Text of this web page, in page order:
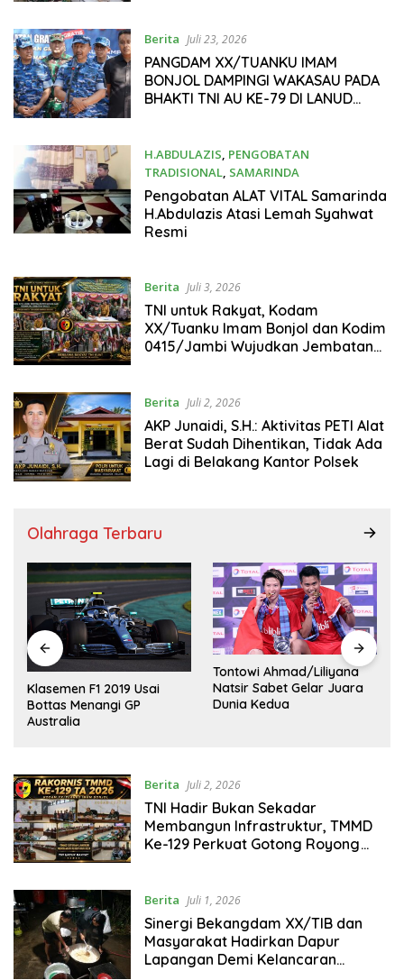
Berita Juli 23, 2026
PANGDAM XX/TUANKU IMAM
BONJOL DAMPINGI WAKASAU PADA
BHAKTI TNI AU KE-79 DI LANUD
H.ABDULAZIS, PENGOBATAN
TRADISIONAL, SAMARINDA
Juli 23, 2026
Pengobatan ALAT VITAL Samarinda
H.Abdulazis Atasi Lemah Syahwat
Resmi
Berita Juli 3, 2026
TNI untuk Rakyat, Kodam
XX/Tuanku Imam Bonjol dan Kodim
0415/Jambi Wujudkan Jembatan
Berita Juli 2, 2026
AKP Junaidi, S.H.: Aktivitas PETI Alat
Berat Sudah Dihentikan, Tidak Ada
Lagi di Belakang Kantor Polsek
Olahraga Terbaru
Klasemen F1 2019 Usai
Bottas Menangi GP
Australia
Tontowi Ahmad/Liliyana
Natsir Sabet Gelar Juara
Dunia Kedua
Berita Juli 2, 2026
TNI Hadir Bukan Sekadar
Membangun Infrastruktur, TMMD
Ke-129 Perkuat Gotong Royong
Berita Juli 1, 2026
Sinergi Bekangdam XX/TIB dan
Masyarakat Hadirkan Dapur
Lapangan Demi Kelancaran